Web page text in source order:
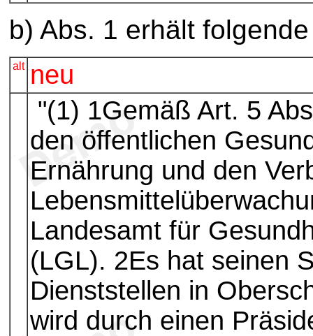
b) Abs. 1 erhält
alt neu
"(1) 1Gemäß Art. 5
den öffentlichen
Ernährung und den
Landesamt für
(LGL). 2Es hat seinen
Dienststellen in
wird durch einen